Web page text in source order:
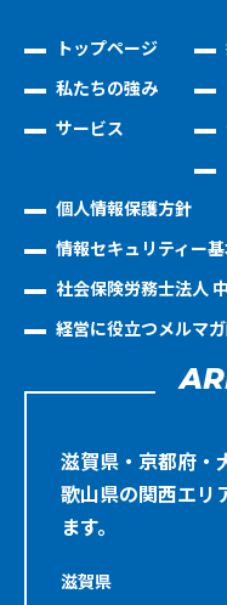
トップページ
私たちの強み
サービス
個人情報保護方針
情報セキュリティー
社会保険労務士法人
経営に役立つメルマ
滋賀県・京都府・
歌山県の関西エリ
ます。
滋賀県